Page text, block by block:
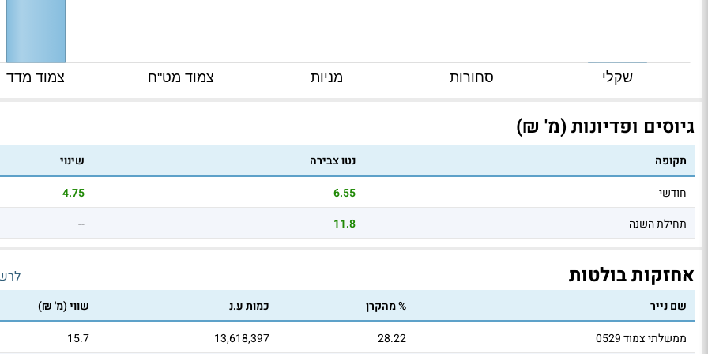
צמוד מדד צמוד מט"ח מניות סחורות שקלי
גיוסים ופדיונות (מ' ₪)
תקופה נטו צבירה
שינוי
חודשי
6.55
4.75
תחילת השנה
11.8
--
אחזקות בולטות
שם נייר % מהקרן כמות ע.נ
שווי (מ' ₪)
ממשלתי צמוד 0529
28.22
13,618,397
15.7